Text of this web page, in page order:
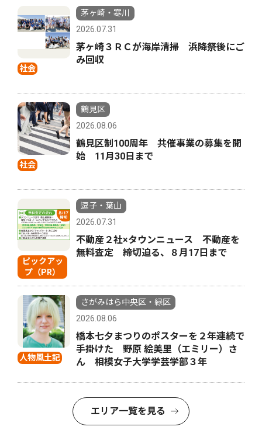
社会
茅ヶ崎・寒川
2026.07.31
茅ヶ崎３ＲＣが海岸清掃 浜降祭後にご
み回収
社会
鶴見区
2026.08.06
鶴見区制100周年 共催事業の募集を開
始 11月30日まで
ピックアッ
プ（PR）
逗子・葉山
2026.07.31
不動産２社×タウンニュース 不動産を
無料査定 締切迫る、８月17日まで
人物風土記
さがみはら中央区・緑区
2026.08.06
橋本七夕まつりのポスターを２年連続で
手掛けた 野原 絵美里（エミリー）さ
ん 相模女子大学学芸学部３年
エリア一覧を見る